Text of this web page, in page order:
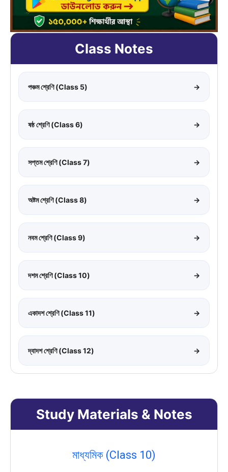
Class Notes
পঞ্চম শ্রেণি (Class 5) →
ষষ্ঠ শ্রেণি (Class 6) →
সপ্তম শ্রেণি (Class 7) →
অষ্টম শ্রেণি (Class 8) →
নবম শ্রেণি (Class 9) →
দশম শ্রেণি (Class 10) →
একাদশ শ্রেণি (Class 11) →
দ্বাদশ শ্রেণি (Class 12) →
Study Materials & Notes
মাধ্যমিক (Class 10)